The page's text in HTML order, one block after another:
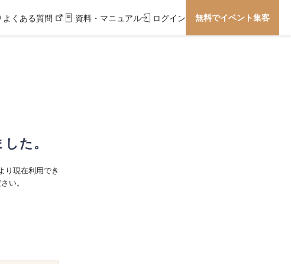
よくある質問 資料・マニュアル ログイン 無料でイベント集客
た。
り現在利用でき
い。